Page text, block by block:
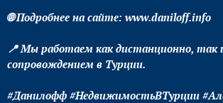
🌐 Подробнее на сайте: www.daniloff.info
📍 Мы работаем как дистанционно, так
сопровождением в Турции.
#Данилофф #НедвижимостьВТурции